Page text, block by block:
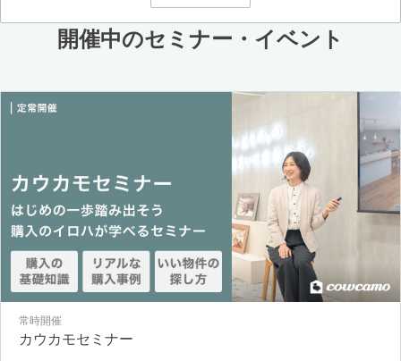
開催中のセミナー・イベント
常時開催
カウカモセミナー